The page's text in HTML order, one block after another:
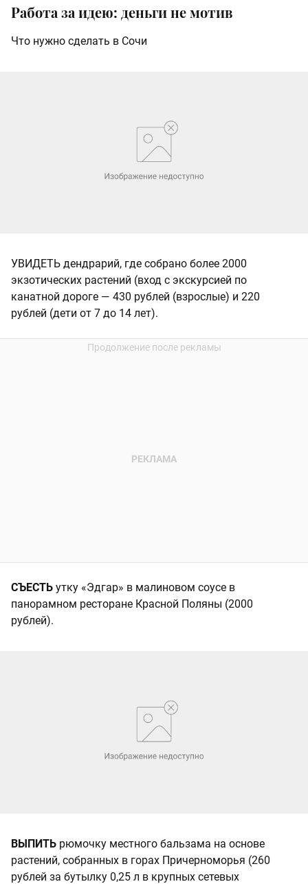
Работа за идею: деньги не мотив
Что нужно сделать в Сочи
УВИДЕТЬ дендрарий, где собрано более 2000
экзотических растений (вход с экскурсией по
канатной дороге — 430 рублей (взрослые) и 220
рублей (дети от 7 до 14 лет).
СЪЕСТЬ утку «Эдгар» в малиновом соусе в
панорамном ресторане Красной Поляны (2000
рублей).
ВЫПИТЬ рюмочку местного бальзама на основе
растений, собранных в горах Причерноморья (260
рублей за бутылку 0,25 л в крупных сетевых